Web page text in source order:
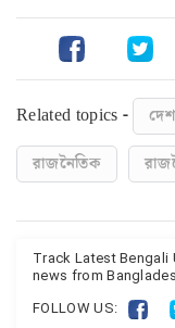
Related topics - দেশ
রাজনৈতিক
Track Latest Bengali
news from
FOLLOW US: